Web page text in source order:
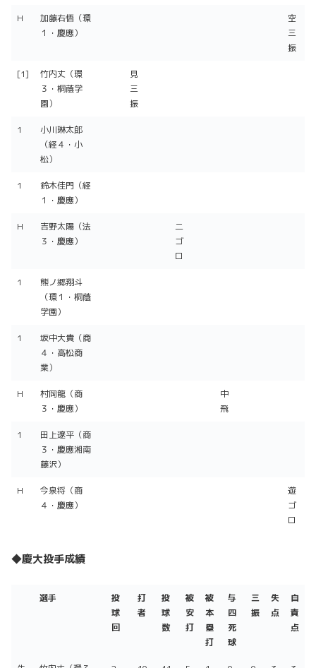
H
加藤右悟（環
１・慶應）
空
三
振
[1]
竹内丈（環
３・桐蔭学
園）
見
三
振
1
小川琳太郎
（経４・小
松）
1
鈴木佳門（経
１・慶應）
H
吉野太陽（法
３・慶應）
二
ゴ
ロ
1
熊ノ郷翔斗
（環１・桐蔭
学園）
1
坂中大貴（商
４・高松商
業）
H
村岡龍（商
３・慶應）
中
飛
1
田上遼平（商
３・慶應湘南
藤沢）
H
今泉将（商
４・慶應）
遊
ゴ
ロ
◆慶大投手成績
選手
投
球
回
打
者
投
球
数
被
安
打
被
本
塁
打
与
四
死
球
三
振
失
点
自
責
点
選手